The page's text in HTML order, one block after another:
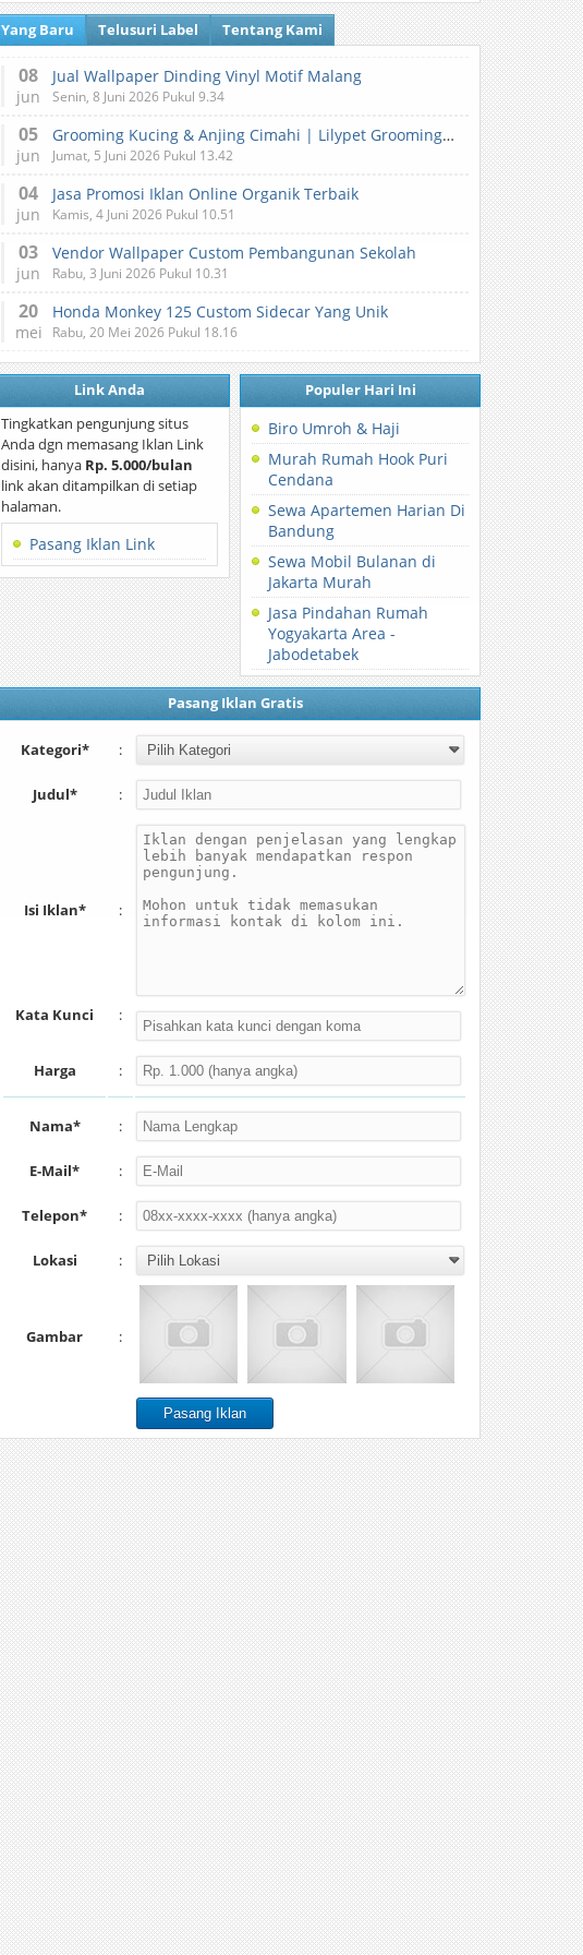
Yang Baru Telusuri Label Tentang Kami
08
jun
Jual Wallpaper Dinding Vinyl Motif Malang
Senin, 8 Juni 2026 Pukul 9.34
05
jun
Grooming Kucing & Anjing Cimahi | Lilypet Grooming & Pet Hotel
Jumat, 5 Juni 2026 Pukul 13.42
04
jun
Jasa Promosi Iklan Online Organik Terbaik
Kamis, 4 Juni 2026 Pukul 10.51
03
jun
Vendor Wallpaper Custom Pembangunan Sekolah
Rabu, 3 Juni 2026 Pukul 10.31
20
mei
Honda Monkey 125 Custom Sidecar Yang Unik
Rabu, 20 Mei 2026 Pukul 18.16
Link Anda
Tingkatkan pengunjung situs
Anda dgn memasang Iklan Link
disini, hanya Rp. 5.000/bulan
link akan ditampilkan di setiap
halaman.
Pasang Iklan Link
Populer Hari Ini
Biro Umroh & Haji
Murah Rumah Hook Puri
Cendana
Sewa Apartemen Harian Di
Bandung
Sewa Mobil Bulanan di
Jakarta Murah
Jasa Pindahan Rumah
Yogyakarta Area -
Jabodetabek
Pasang Iklan Gratis
Kategori* :
Judul* :
Isi Iklan* :
Kata Kunci :
Harga :
Nama* :
E-Mail* :
Telepon* :
Lokasi :
Gambar :